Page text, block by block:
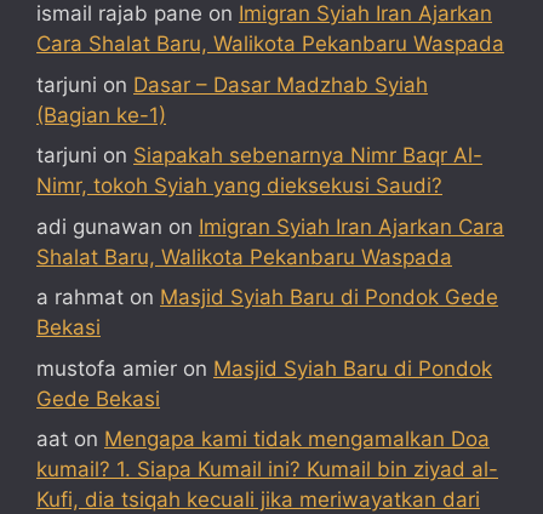
ismail rajab pane on Imigran Syiah Iran Ajarkan
Cara Shalat Baru, Walikota Pekanbaru Waspada
tarjuni on Dasar – Dasar Madzhab Syiah
(Bagian ke-1)
tarjuni on Siapakah sebenarnya Nimr Baqr Al-
Nimr, tokoh Syiah yang dieksekusi Saudi?
adi gunawan on Imigran Syiah Iran Ajarkan Cara
Shalat Baru, Walikota Pekanbaru Waspada
a rahmat on Masjid Syiah Baru di Pondok Gede
Bekasi
mustofa amier on Masjid Syiah Baru di Pondok
Gede Bekasi
aat on Mengapa kami tidak mengamalkan Doa
kumail? 1. Siapa Kumail ini? Kumail bin ziyad al-
Kufi, dia tsiqah kecuali jika meriwayatkan dari